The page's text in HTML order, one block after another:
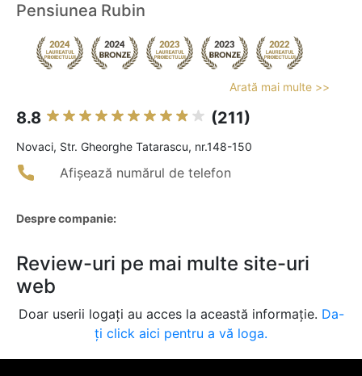
Pensiunea Rubin
Arată mai multe >>
8.8 (211)
Novaci, Str. Gheorghe Tatarascu, nr.148-150
Afișează numărul de telefon
Despre companie:
Review-uri pe mai multe site-uri
web
Doar userii logați au acces la această informație. Da-
ți click aici pentru a vă loga.